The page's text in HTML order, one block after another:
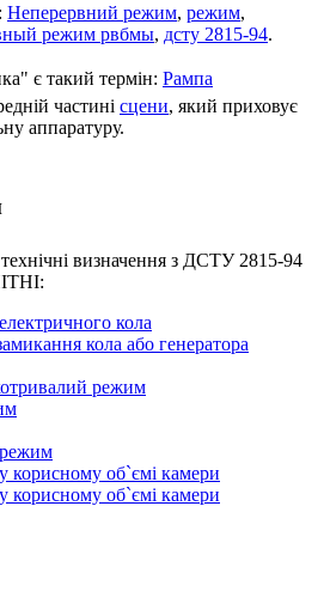
Неперервний режим, режим,
режим рвбмы, дсту 2815-94.
є такий термін: Рампа
частині сцени, який приховує
аппаратуру.
визначення з ДСТУ 2815-94
кола
кола або генератора
режим
корисному об`ємі камери
корисному об`ємі камери